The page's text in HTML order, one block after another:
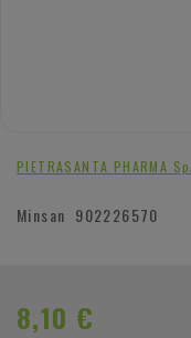
PIETRASANTA PHARMA
Minsan 902226570
8,10 €